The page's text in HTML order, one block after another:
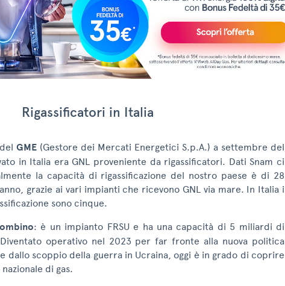
Rigassificatori in Italia
GME (Gestore dei Mercati Energetici S.p.A.) a settembre del
in Italia era GNL proveniente da rigassificatori. Dati Snam ci
la capacità di rigassificazione del nostro paese è di 28
grazie ai vari impianti che ricevono GNL via mare. In Italia i
sono cinque.
: è un impianto FRSU e ha una capacità di 5 miliardi di
operativo nel 2023 per far fronte alla nuova politica
dallo scoppio della guerra in Ucraina, oggi è in grado di coprire
di gas.